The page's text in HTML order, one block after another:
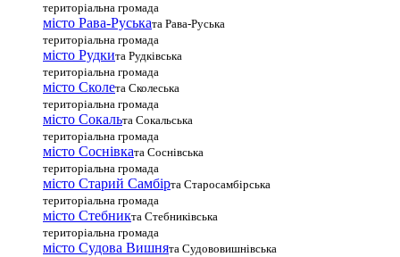
територіальна громада
місто Рава-Руськата Рава-Руська
територіальна громада
місто Рудкита Рудківська
територіальна громада
місто Сколета Сколеська
територіальна громада
місто Сокальта Сокальська
територіальна громада
місто Соснівката Соснівська
територіальна громада
місто Старий Самбірта Старосамбірська
територіальна громада
місто Стебникта Стебниківська
територіальна громада
місто Судова Вишнята Судововишнівська